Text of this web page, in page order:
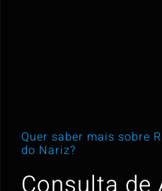
Quer saber mais sobre
do Nariz?